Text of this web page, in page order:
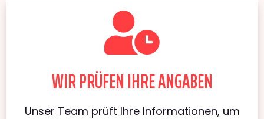
WIR PRÜFEN IHRE ANGABEN
Unser Team prüft Ihre Informationen, um